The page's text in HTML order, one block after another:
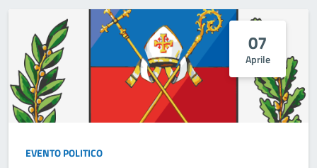
07
Aprile
EVENTO POLITICO